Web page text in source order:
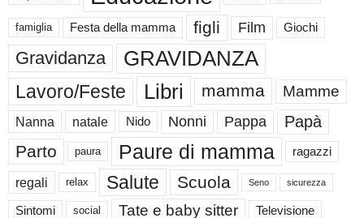
famiglia Festa della mamma figli Film Giochi
Gravidanza GRAVIDANZA
Lavoro/Feste Libri mamma Mamme
Nanna natale Nido Nonni Pappa Papà
Parto paura Paure di mamma ragazzi
regali relax Salute Scuola Seno sicurezza
Sintomi social Tate e baby sitter Televisione